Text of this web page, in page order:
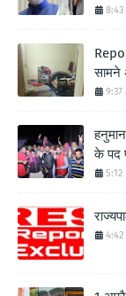
8:43
सामने
9:37
के पद
5:12